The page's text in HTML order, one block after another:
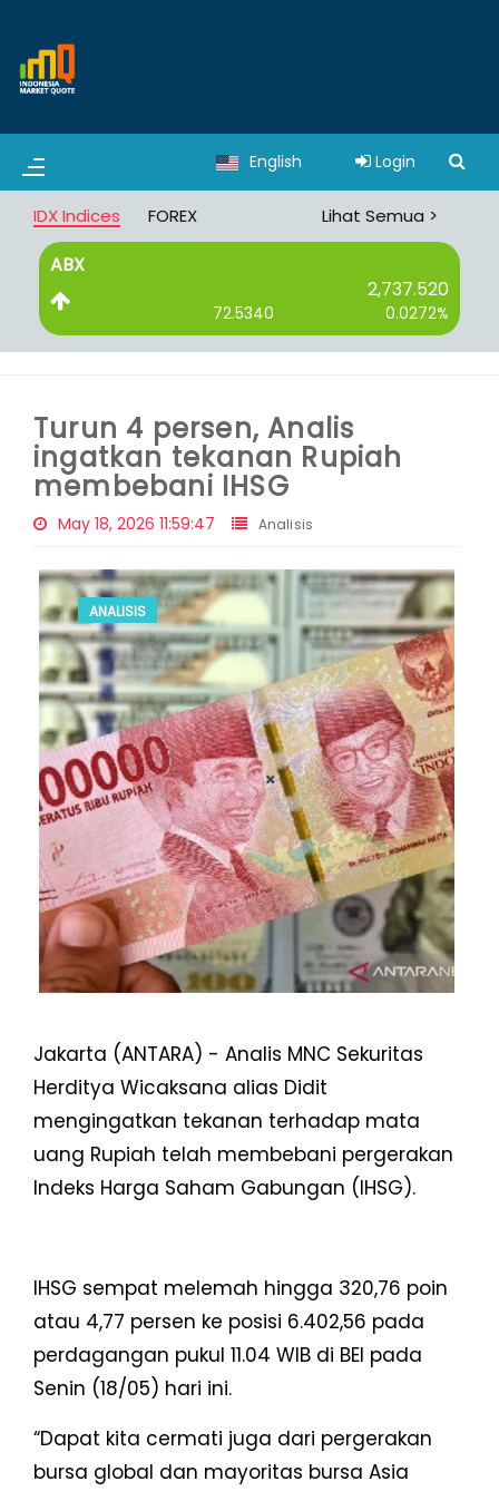
English Login
IDX Indices FOREX Lihat Semua >
ABX
2,737.520
72.5340 0.0272%
Turun 4 persen, Analis
ingatkan tekanan Rupiah
membebani IHSG
May 18, 2026 11:59:47 Analisis
ANALISIS
Jakarta (ANTARA) - Analis MNC Sekuritas
Herditya Wicaksana alias Didit
mengingatkan tekanan terhadap mata
uang Rupiah telah membebani pergerakan
Indeks Harga Saham Gabungan (IHSG).
IHSG sempat melemah hingga 320,76 poin
atau 4,77 persen ke posisi 6.402,56 pada
perdagangan pukul 11.04 WIB di BEI pada
Senin (18/05) hari ini.
“Dapat kita cermati juga dari pergerakan
bursa global dan mayoritas bursa Asia